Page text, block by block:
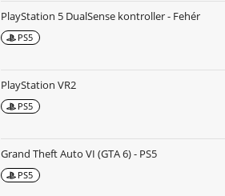
PlayStation 5 DualSense kontroller - Fehér
PS5
PlayStation VR2
PS5
Grand Theft Auto VI (GTA 6) - PS5
PS5